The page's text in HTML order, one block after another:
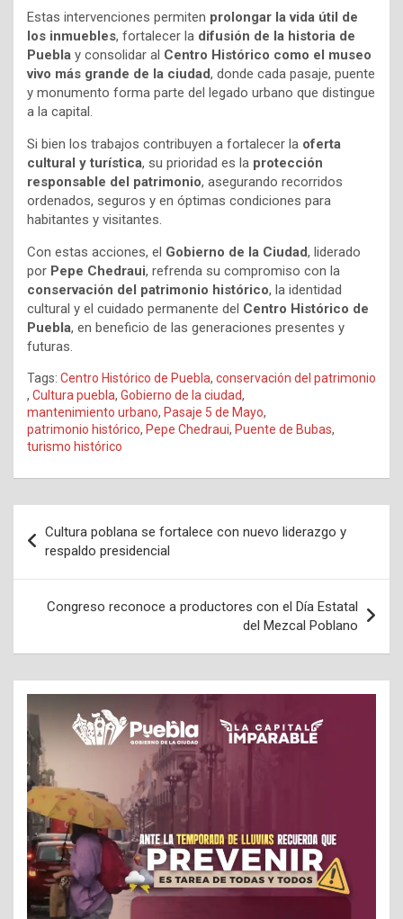
Estas intervenciones permiten prolongar la vida útil de
los inmuebles, fortalecer la difusión de la historia de
Puebla y consolidar al Centro Histórico como el museo
vivo más grande de la ciudad, donde cada pasaje, puente
y monumento forma parte del legado urbano que distingue
a la capital.
Si bien los trabajos contribuyen a fortalecer la oferta
cultural y turística, su prioridad es la protección
responsable del patrimonio, asegurando recorridos
ordenados, seguros y en óptimas condiciones para
habitantes y visitantes.
Con estas acciones, el Gobierno de la Ciudad, liderado
por Pepe Chedraui, refrenda su compromiso con la
conservación del patrimonio histórico, la identidad
cultural y el cuidado permanente del Centro Histórico de
Puebla, en beneficio de las generaciones presentes y
futuras.
Tags: Centro Histórico de Puebla, conservación del patrimonio
, Cultura puebla, Gobierno de la ciudad,
mantenimiento urbano, Pasaje 5 de Mayo,
patrimonio histórico, Pepe Chedraui, Puente de Bubas,
turismo histórico
de
entradas
Cultura poblana se fortalece con nuevo liderazgo y
respaldo presidencial
Congreso reconoce a productores con el Día Estatal
del Mezcal Poblano